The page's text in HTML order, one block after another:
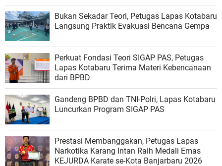
Bukan Sekadar Teori, Petugas Lapas Kotabaru
Langsung Praktik Evakuasi Bencana Gempa
Perkuat Fondasi Teori SIGAP PAS, Petugas
Lapas Kotabaru Terima Materi Kebencanaan
dari BPBD
Gandeng BPBD dan TNI-Polri, Lapas Kotabaru
Luncurkan Program SIGAP PAS
Prestasi Membanggakan, Petugas Lapas
Narkotika Karang Intan Raih Medali Emas
KEJURDA Karate se-Kota Banjarbaru 2026